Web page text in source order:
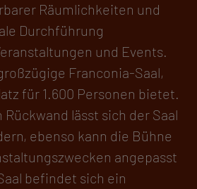
Räumlichkeiten und
Durchführung
und Events.
Franconia-Saal,
für 1.600 Personen bietet.
lässt sich der Saal
ebenso kann die Bühne
angepasst
befindet sich ein